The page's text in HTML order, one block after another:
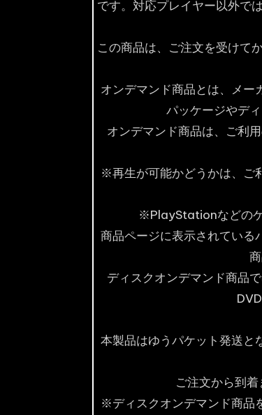
です。対応プレイヤー以外で
この商品は、ご注文を受けて
オンデマンド商品とは、メー
パッケージやデ
オンデマンド商品は、ご利
※再生が可能かどうかは、ご
※PlayStationなどのゲ
商品ページに表示されている
ディスクオンデマンド商品
本製品はゆうパケット発送と
ご注文から到着
※ディスクオンデマンド商品